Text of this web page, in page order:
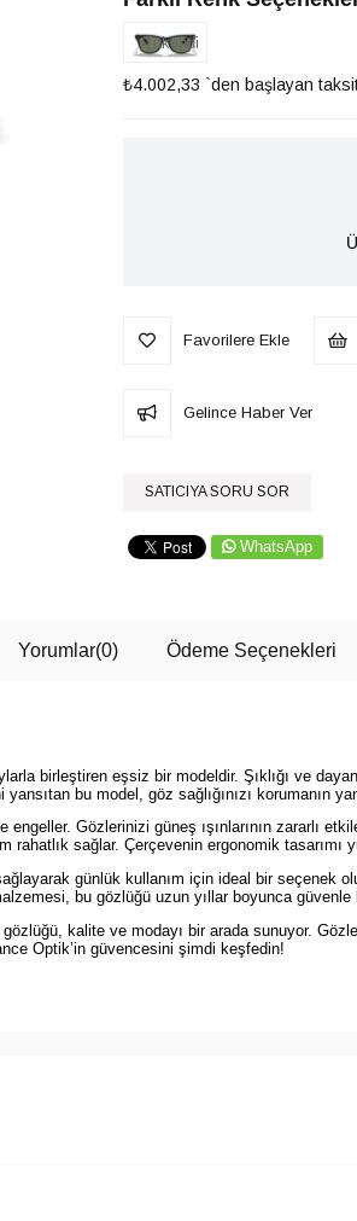
Tükendi
₺4.002,33 `den başlayan
Favorilere Ekle
Gelince Haber Ver
SATICIYA SORU SOR
WhatsApp
Yorumlar(0) Ödeme Seçenekleri
birleştiren eşsiz bir modeldir. Şıklığı ve
bu model, göz sağlığınızı korumanın
Gözlerinizi güneş ışınlarının zararlı
sağlar. Çerçevenin ergonomik tasarımı
günlük kullanım için ideal bir seçenek
bu gözlüğü uzun yıllar boyunca
kalite ve modayı bir arada sunuyor.
Optik’in güvencesini şimdi keşfedin!